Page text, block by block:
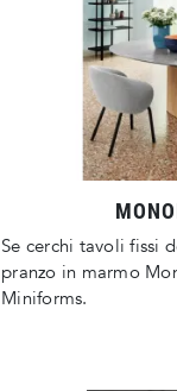
Se cerchi tavoli fissi
pranzo in marmo
Miniforms.